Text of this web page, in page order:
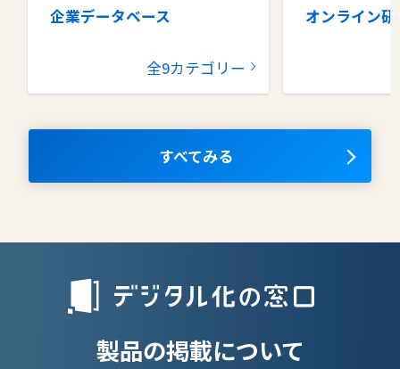
企業データベース
コラボレーションツール
ナレッジマネジメントツール
全9カテゴリー
オンライン研
タレントマ
OKRツール
授業支援シス
すべてみる
製品の掲載について